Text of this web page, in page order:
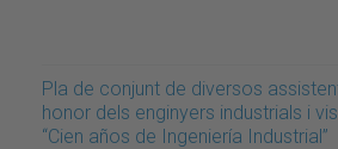
Pla de conjunt de diversos
honor dels enginyers industrials i
“Cien años de Ingeniería Industrial”